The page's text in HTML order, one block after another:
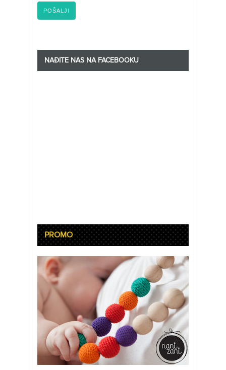
NAĐITE NAS NA FACEBOOKU
PROMO